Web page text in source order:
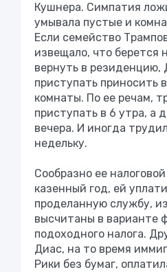
Кушнера. Симпатия
умывала пустые и
Если семейство
извещало, что берется
вернуть в резиденцию,
приступать приносить
комнаты. По ее речам,
приступать в 6 утра, а
вечера. И иногда
недельку.
Сообразно ее
казенный год, ей
проделанную службу,
высчитаны в варианте
подоходного налога.
Диас, на то время
Рики без бумаг,